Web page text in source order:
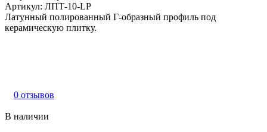
Артикул: ЛПТ-10-LP
Латунный полированный Г-образный профиль под
керамическую плитку.
0 отзывов
В наличии